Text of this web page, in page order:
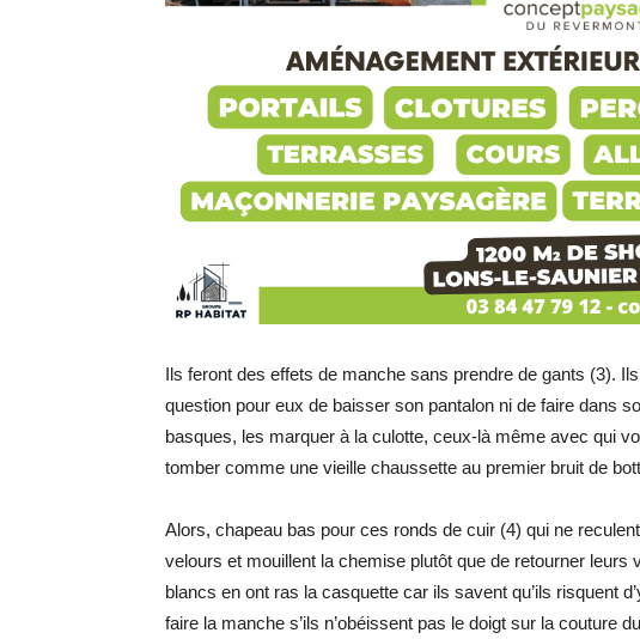
Ils feront des effets de manche sans prendre de gants (3).
question pour eux de baisser son pantalon ni de faire dans
basques, les marquer à la culotte, ceux-là même avec qui
tomber comme une vieille chaussette au premier bruit de
Alors, chapeau bas pour ces ronds de cuir (4) qui ne
velours et mouillent la chemise plutôt que de retourner
blancs en ont ras la casquette car ils savent qu’ils risquent
faire la manche s’ils n’obéissent pas le doigt sur la couture